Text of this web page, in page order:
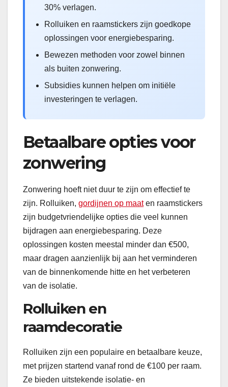
30% verlagen.
Rolluiken en raamstickers zijn goedkope
oplossingen voor energiebesparing.
Bewezen methoden voor zowel binnen
als buiten zonwering.
Subsidies kunnen helpen om initiële
investeringen te verlagen.
Betaalbare opties voor
zonwering
Zonwering hoeft niet duur te zijn om effectief te
zijn. Rolluiken, gordijnen op maaten raamstickers
zijn budgetvriendelijke opties die veel kunnen
bijdragen aan energiebesparing. Deze
oplossingen kosten meestal minder dan €500,
maar dragen aanzienlijk bij aan het verminderen
van de binnenkomende hitte en het verbeteren
van de isolatie.
Rolluiken en
raamdecoratie
Rolluiken zijn een populaire en betaalbare keuze,
met prijzen startend vanaf rond de €100 per raam.
Ze bieden uitstekende isolatie- en